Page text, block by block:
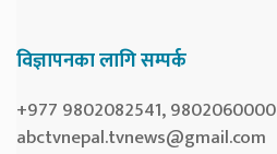
विज्ञापनका लागि सम्पर्क
+977 9802082541, 9802060000
abctvnepal.tvnews@gmail.com